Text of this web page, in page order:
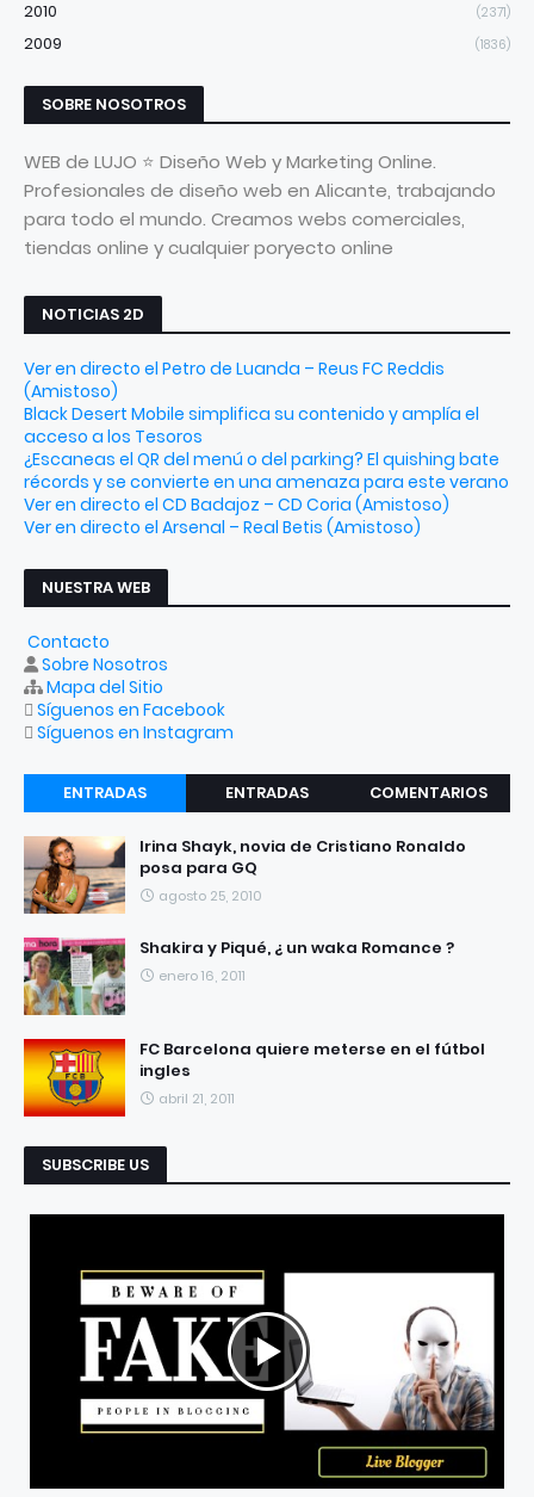
2010 (2371)
2009 (1836)
SOBRE NOSOTROS
WEB de LUJO ⭐ Diseño Web y Marketing Online.
Profesionales de diseño web en Alicante, trabajando
para todo el mundo. Creamos webs comerciales,
tiendas online y cualquier poryecto online
NOTICIAS 2D
Ver en directo el Petro de Luanda – Reus FC Reddis
(Amistoso)
Black Desert Mobile simplifica su contenido y amplía el
acceso a los Tesoros
¿Escaneas el QR del menú o del parking? El quishing bate
récords y se convierte en una amenaza para este verano
Ver en directo el CD Badajoz – CD Coria (Amistoso)
Ver en directo el Arsenal – Real Betis (Amistoso)
NUESTRA WEB
Contacto
Sobre Nosotros
Mapa del Sitio
Síguenos en Facebook
Síguenos en Instagram
ENTRADAS
RECIENTES
ENTRADAS
COMENTARIOS
Irina Shayk, novia de Cristiano Ronaldo
posa para GQ
agosto 25, 2010
Shakira y Piqué, ¿ un waka Romance ?
enero 16, 2011
FC Barcelona quiere meterse en el fútbol
ingles
abril 21, 2011
SUBSCRIBE US